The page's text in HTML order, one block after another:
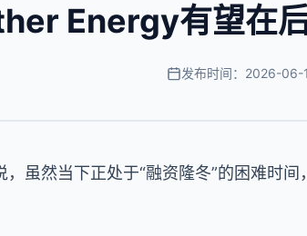
Energy有望在
发布时间：2026-06-
虽然当下正处于“融资隆冬”的困难时